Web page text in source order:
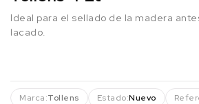
Ideal para el sellado de la madera
lacado.
Marca:Tollens Estado:Nuevo